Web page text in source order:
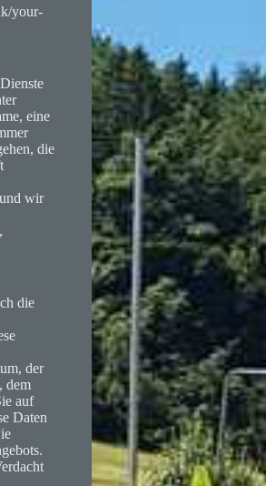
your-
eine
die
wir
die
der
dem
auf
Daten